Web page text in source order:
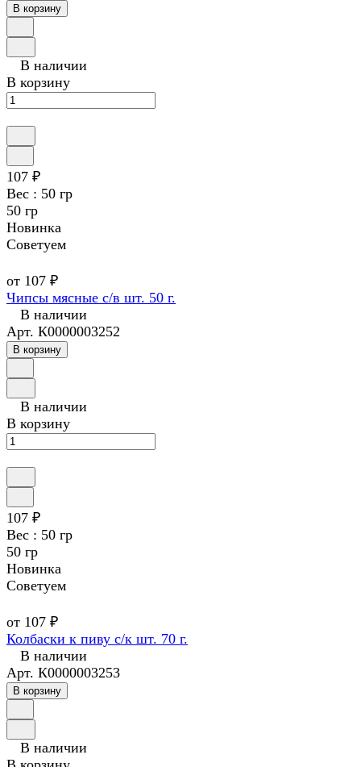
В корзину
В наличии
В корзину
107 ₽
Вес : 50 гр
50 гр
Новинка
Советуем
от 107 ₽
Чипсы мясные с/в шт. 50 г.
В наличии
Арт. К0000003252
В корзину
В наличии
В корзину
107 ₽
Вес : 50 гр
50 гр
Новинка
Советуем
от 107 ₽
Колбаски к пиву с/к шт. 70 г.
В наличии
Арт. К0000003253
В корзину
В наличии